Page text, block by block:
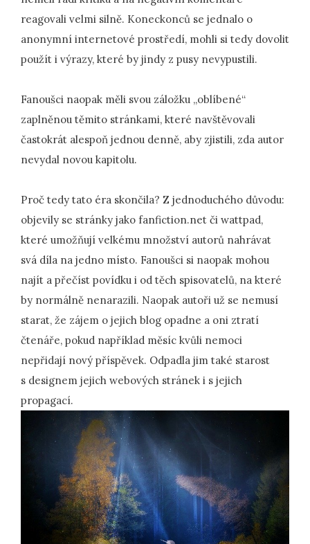
reagovali velmi silně. Koneckonců se jednalo o
anonymní internetové prostředí, mohli si tedy dovolit
použít i výrazy, které by jindy z pusy nevypustili.
Fanoušci naopak měli svou záložku „oblíbené“
zaplněnou těmito stránkami, které navštěvovali
častokrát alespoň jednou denně, aby zjistili, zda autor
nevydal novou kapitolu.
Proč tedy tato éra skončila? Z jednoduchého důvodu:
objevily se stránky jako fanfiction.net či wattpad,
které umožňují velkému množství autorů nahrávat
svá díla na jedno místo. Fanoušci si naopak mohou
najít a přečíst povídku i od těch spisovatelů, na které
by normálně nenarazili. Naopak autoři už se nemusí
starat, že zájem o jejich blog opadne a oni ztratí
čtenáře, pokud například měsíc kvůli nemoci
nepřidají nový příspěvek. Odpadla jim také starost
s designem jejich webových stránek i s jejich
propagací.